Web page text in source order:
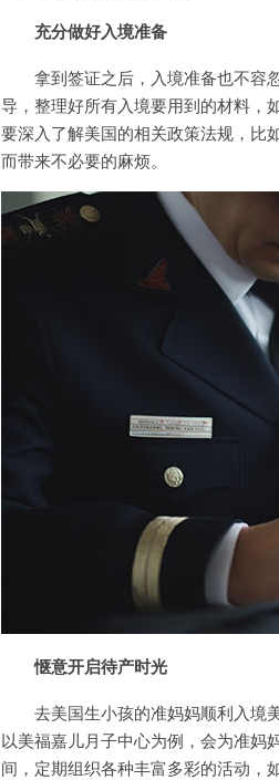
充分做好入境准备
拿到签证之后，入境准备也不容忽
导，整理好所有入境要用到的材料，
要深入了解美国的相关政策法规，比
而带来不必要的麻烦。
惬意开启待产时光
去美国生小孩的准妈妈顺利入境美
以美福嘉儿月子中心为例，会为准妈
间，定期组织各种丰富多彩的活动，